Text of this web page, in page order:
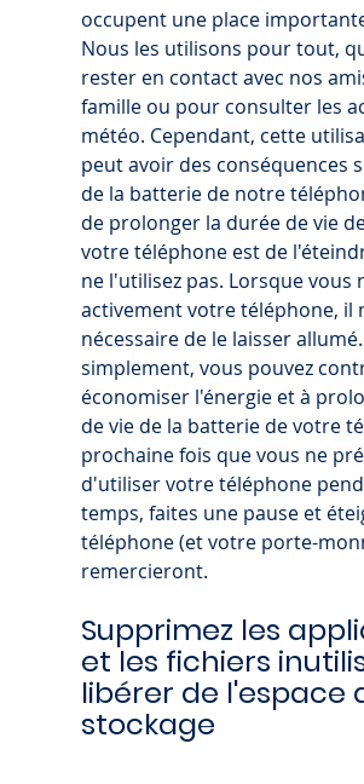
occupent une place
Nous les utilisons pour tout,
rester en contact avec nos
famille ou pour consulter les
météo. Cependant, cette
peut avoir des conséquences
de la batterie de notre
de prolonger la durée de vie
votre téléphone est de
ne l'utilisez pas. Lorsque vous
activement votre téléphone, il
nécessaire de le laisser
simplement, vous pouvez
économiser l'énergie et à
de vie de la batterie de votre
prochaine fois que vous ne
d'utiliser votre téléphone
temps, faites une pause et
téléphone (et votre porte-
remercieront.
Supprimez les
et les fichiers
libérer de l'espace
stockage